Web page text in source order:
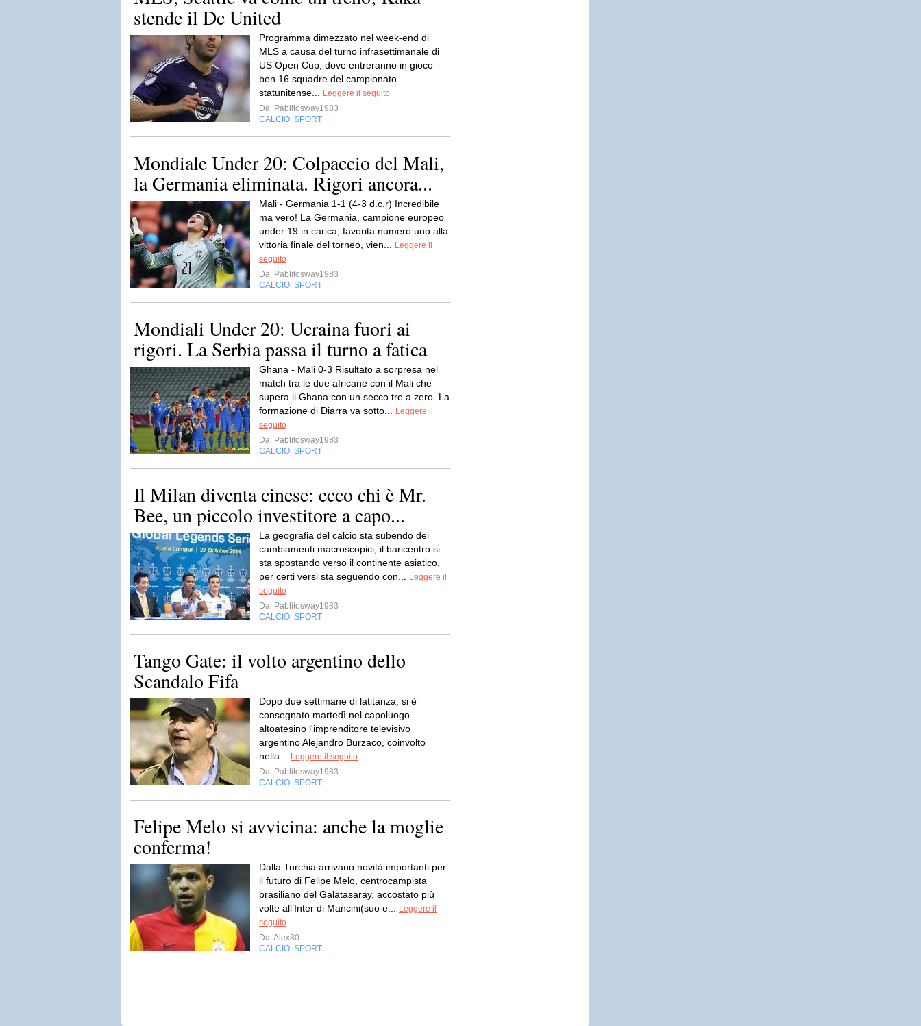
stende il Dc United
Programma dimezzato nel week-end di
MLS a causa del turno infrasettimanale di
US Open Cup, dove entreranno in gioco
ben 16 squadre del campionato
statunitense...
Leggere il seguito
Da Pablitosway1983
CALCIO SPORT
Mondiale Under 20: Colpaccio del Mali,
la Germania eliminata. Rigori ancora...
Mali - Germania 1-1 (4-3 d.c.r) Incredibile
ma vero! La Germania, campione europeo
under 19 in carica, favorita numero uno alla
vittoria finale del torneo, vien...
Leggere il
seguito
Da Pablitosway1983
CALCIO SPORT
Mondiali Under 20: Ucraina fuori ai
rigori. La Serbia passa il turno a fatica
Ghana - Mali 0-3 Risultato a sorpresa nel
match tra le due africane con il Mali che
supera il Ghana con un secco tre a zero. La
formazione di Diarra va sotto...
Leggere il
seguito
Da Pablitosway1983
CALCIO SPORT
Il Milan diventa cinese: ecco chi è Mr.
Bee, un piccolo investitore a capo...
La geografia del calcio sta subendo dei
cambiamenti macroscopici, il baricentro si
sta spostando verso il continente asiatico,
per certi versi sta seguendo con...
Leggere il
seguito
Da Pablitosway1983
CALCIO SPORT
Tango Gate: il volto argentino dello
Scandalo Fifa
Dopo due settimane di latitanza, si è
consegnato martedì nel capoluogo
altoatesino l'imprenditore televisivo
argentino Alejandro Burzaco, coinvolto
nella...
Leggere il seguito
Da Pablitosway1983
CALCIO SPORT
Felipe Melo si avvicina: anche la moglie
conferma!
Dalla Turchia arrivano novità importanti per
il futuro di Felipe Melo, centrocampista
brasiliano del Galatasaray, accostato più
volte all’Inter di Mancini(suo e...
Leggere il
seguito
Da Alex80
CALCIO SPORT